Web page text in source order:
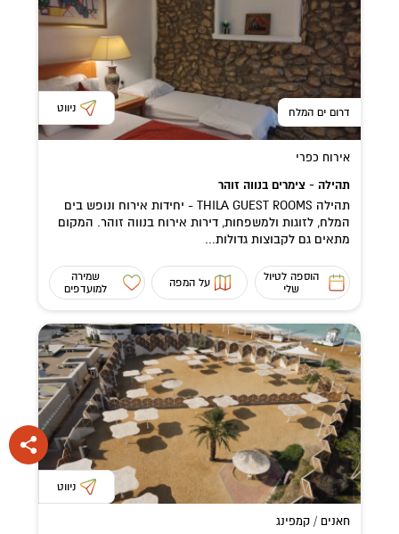
דרום ים המלח ניווט
אירוח כפרי
תהילה - צימרים בנווה זוהר
תהילה THILA GUEST ROOMS - יחידות אירוח ונופש בים
המלח, לזוגות ולמשפחות, דירות אירוח בנווה זוהר. המקום
מתאים גם לקבוצות גדולות...
הוספה לטיול
שלי
על המפה
שמירה
למועדפים
ניווט
חאנים / קמפינג